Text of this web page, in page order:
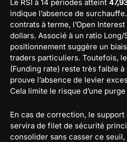
Le RSI à 14 périodes atteint
indique l’absence de
contrats à terme, l’Open
dollars. Associé à un ratio Long/
positionnement suggère un
traders particuliers. Toutefois, le
(Funding rate) reste très faible à
prouve l’absence de levier
Cela limite le risque d’une
En cas de correction, le support
servira de filet de sécurité
consolider sans casser ce